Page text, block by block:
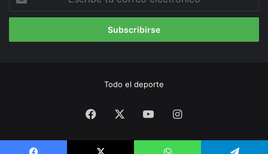
tu
correo
Todo el deporte
Facebook YouTubeInstagram